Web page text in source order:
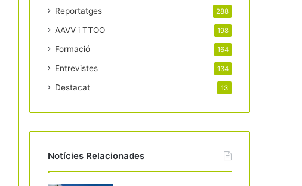
Reportatges 288
AAVV i TTOO 198
Formació 164
Entrevistes 134
Destacat 13
Notícies Relacionades